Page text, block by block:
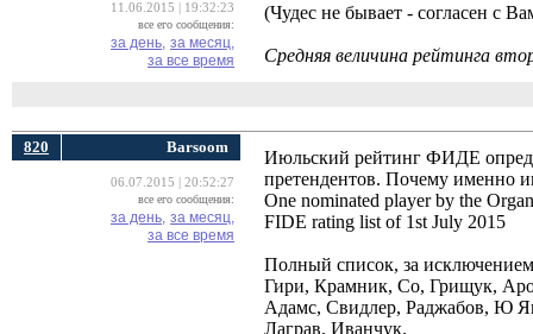
11.06.2015 | 19:32:23
все его сообщения:
за день, за месяц,
за все время
(Чудес не бывает - согласен с
Средняя величина рейтинга
820 Barsoom
06.07.2015 | 20:52:27
все его сообщения:
за день, за месяц,
за все время
Июльский рейтинг ФИДЕ
претендентов. Почему именно
One nominated player by the
FIDE rating list of 1st July 2015
Полный список, за
Гири, Крамник, Со, Грищук,
Адамс, Свидлер, Раджабов, Ю
Лаграв, Иванчук.